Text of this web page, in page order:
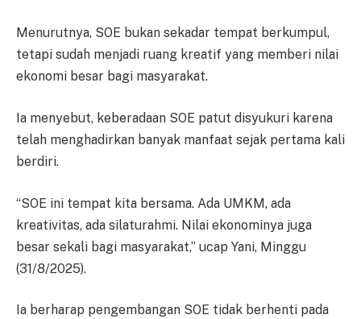
Menurutnya, SOE bukan sekadar tempat berkumpul,
tetapi sudah menjadi ruang kreatif yang memberi nilai
ekonomi besar bagi masyarakat.
Ia menyebut, keberadaan SOE patut disyukuri karena
telah menghadirkan banyak manfaat sejak pertama kali
berdiri.
“SOE ini tempat kita bersama. Ada UMKM, ada
kreativitas, ada silaturahmi. Nilai ekonominya juga
besar sekali bagi masyarakat,” ucap Yani, Minggu
(31/8/2025).
Ia berharap pengembangan SOE tidak berhenti pada